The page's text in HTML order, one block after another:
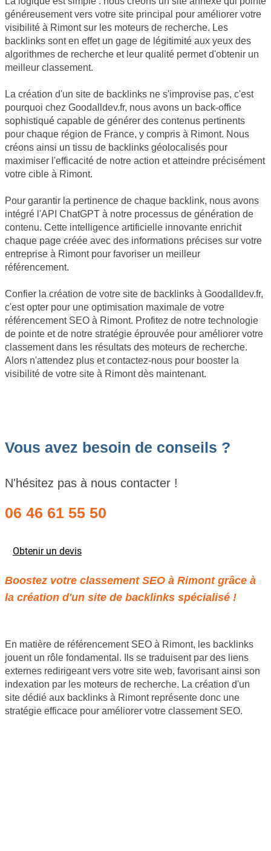
généreusement vers votre site principal pour améliorer votre
visibilité à Rimont sur les moteurs de recherche. Les
backlinks sont en effet un gage de légitimité aux yeux des
algorithmes de recherche et leur qualité permet d'obtenir un
meilleur classement.
La création d'un site de backlinks ne s'improvise pas, c'est
pourquoi chez Goodalldev.fr, nous avons un back-office
sophistiqué capable de générer des contenus pertinents
pour chaque région de France, y compris à Rimont. Nous
créons ainsi un tissu de backlinks géolocalisés pour
maximiser l'efficacité de notre action et atteindre précisément
votre cible à Rimont.
Pour garantir la pertinence de chaque backlink, nous avons
intégré l'API ChatGPT à notre processus de génération de
contenu. Cette intelligence artificielle innovante enrichit
chaque page créée avec des informations précises sur votre
entreprise à Rimont pour favoriser un meilleur
référencement.
Confier la création de votre site de backlinks à Goodalldev.fr,
c'est opter pour une optimisation maximale de votre
référencement SEO à Rimont. Profitez de notre technologie
de pointe et de notre stratégie éprouvée pour améliorer votre
classement dans les résultats des moteurs de recherche.
Alors n'attendez plus et contactez-nous pour booster la
visibilité de votre site à Rimont dès maintenant.
Vous avez besoin de conseils ?
N'hésitez pas à nous contacter !
06 46 61 55 50
Obtenir un devis
Boostez votre classement SEO à Rimont grâce à
la création d'un site de backlinks spécialisé !
En matière de référencement SEO à Rimont, les backlinks
jouent un rôle fondamental. Ils se traduisent par des liens
externes redirigeant vers votre site web, favorisant ainsi son
indexation par les moteurs de recherche. La création d'un
site dédié aux backlinks à Rimont représente donc une
stratégie efficace pour améliorer votre classement SEO.